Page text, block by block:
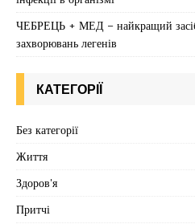
ЧЕБРЕЦЬ + МЕД – найкращий засіб
захворювань легенів
КАТЕГОРІЇ
Без категорії
Життя
Здоров'я
Притчі